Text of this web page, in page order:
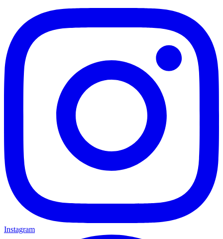
Instagram